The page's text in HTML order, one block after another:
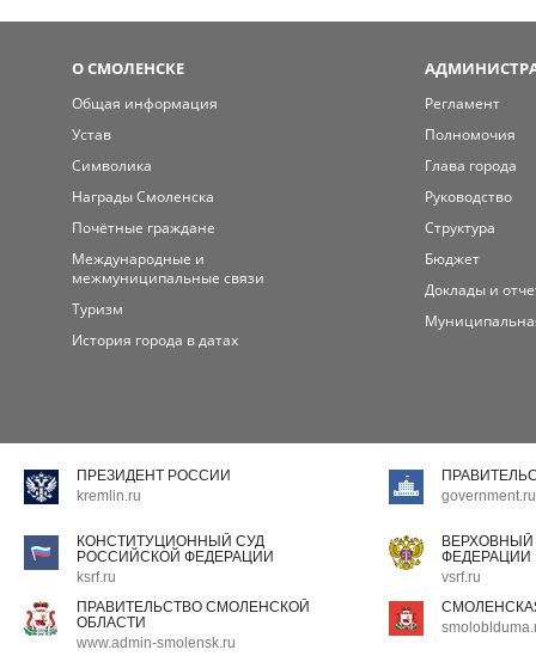
О СМОЛЕНСКЕ
Общая информация
Устав
Символика
Награды Смоленска
Почётные граждане
Международные и
межмуниципальные связи
Туризм
История города в датах
Регламент
Полномочия
Глава города
Руководство
Структура
Бюджет
Доклады и
ПРЕЗИДЕНТ РОССИИ
kremlin.ru
government.ru
КОНСТИТУЦИОННЫЙ СУД
РОССИЙСКОЙ ФЕДЕРАЦИИ
ksrf.ru
ФЕДЕРАЦИИ
vsrf.ru
ПРАВИТЕЛЬСТВО СМОЛЕНСКОЙ
ОБЛАСТИ
www.admin-smolensk.ru